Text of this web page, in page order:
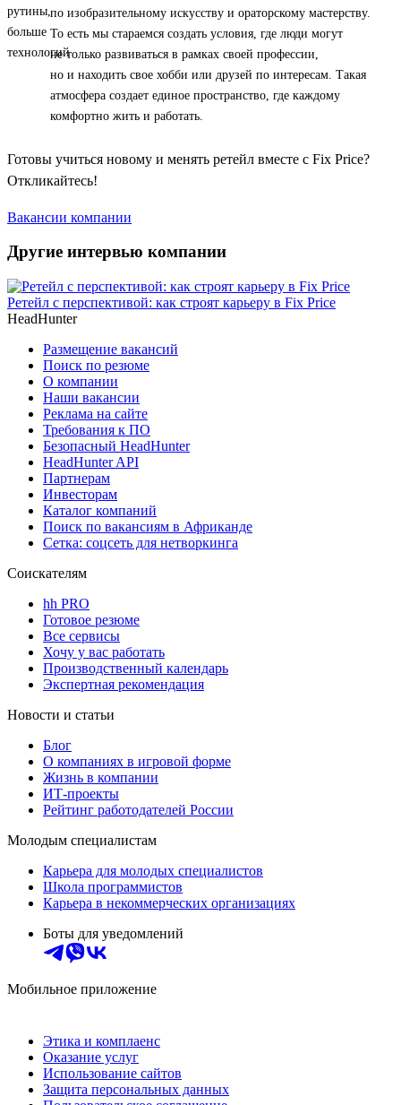
по изобразительному искусству и ораторскому мастерству.
То есть мы стараемся создать условия, где люди могут
не только развиваться в рамках своей профессии,
но и находить свое хобби или друзей по интересам. Такая
атмосфера создает единое пространство, где каждому
комфортно жить и работать.
Готовы учиться новому и менять ретейл вместе с Fix Price?
Откликайтесь!
Вакансии компании
Другие интервью компании
Ретейл с перспективой: как строят карьеру в Fix Price
HeadHunter
Размещение вакансий
Поиск по резюме
О компании
Наши вакансии
Реклама на сайте
Требования к ПО
Безопасный HeadHunter
HeadHunter API
Партнерам
Инвесторам
Каталог компаний
Поиск по вакансиям в Африканде
Сетка: соцсеть для нетворкинга
Соискателям
hh PRO
Готовое резюме
Все сервисы
Хочу у вас работать
Производственный календарь
Экспертная рекомендация
Новости и статьи
Блог
О компаниях в игровой форме
Жизнь в компании
ИТ-проекты
Рейтинг работодателей России
Молодым специалистам
Карьера для молодых специалистов
Школа программистов
Карьера в некоммерческих организациях
Боты для уведомлений
Мобильное приложение
Этика и комплаенс
Оказание услуг
Использование сайтов
Защита персональных данных